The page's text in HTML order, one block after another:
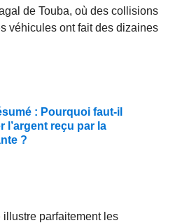
de Touba, où des collisions
véhicules ont fait des dizaines
: Pourquoi faut-il
l’argent reçu par la
?
illustre parfaitement les